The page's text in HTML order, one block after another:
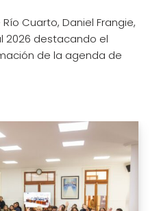
Cuarto, Daniel Frangie,
2026 destacando el
de la agenda de